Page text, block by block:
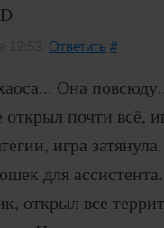
Ответить #
Она
почти всё,
игра
для
открыл все